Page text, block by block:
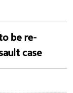
be re-
case